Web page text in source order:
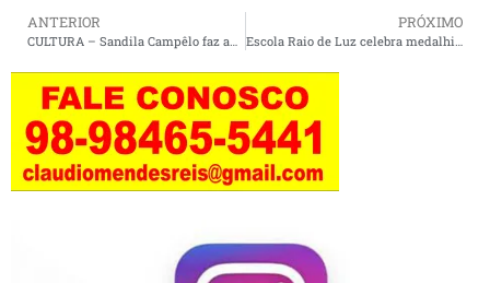
ANTERIOR
CULTURA – Sandila Campêlo faz apresentação em reinauguração de pizzaria.
PRÓXIMO
Escola Raio de Luz celebra medalhistas nas Olimpíadas do Conhecimento.